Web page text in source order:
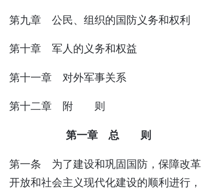
第九章 公民、组织的国防义务和权利
第十章 军人的义务和权益
第十一章 对外军事关系
第十二章 附 则
第一章 总 则
第一条 为了建设和巩固国防，保障改革
开放和社会主义现代化建设的顺利进行，